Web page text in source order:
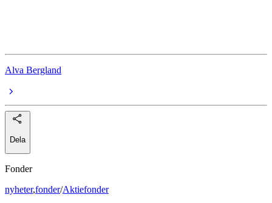
Alva Bergland
Dela
Fonder
nyheter,fonder/Aktiefonder